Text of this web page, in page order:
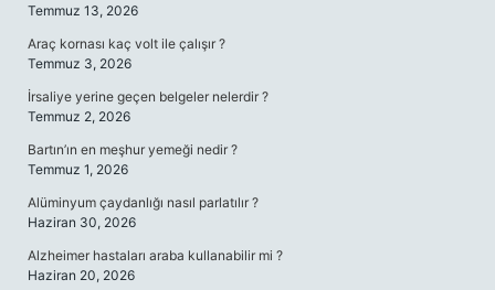
Temmuz 13, 2026
Araç kornası kaç volt ile çalışır ?
Temmuz 3, 2026
İrsaliye yerine geçen belgeler nelerdir ?
Temmuz 2, 2026
Bartın’ın en meşhur yemeği nedir ?
Temmuz 1, 2026
Alüminyum çaydanlığı nasıl parlatılır ?
Haziran 30, 2026
Alzheimer hastaları araba kullanabilir mi ?
Haziran 20, 2026